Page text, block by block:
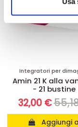
nostri partner che
pubblicità e social
Integratori per
Amin 21 K alla
- 21 bustine
32,00 €